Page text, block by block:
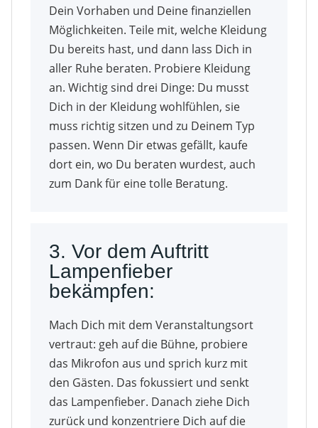
Dein Vorhaben und Deine finanziellen
Möglichkeiten. Teile mit, welche Kleidung
Du bereits hast, und dann lass Dich in
aller Ruhe beraten. Probiere Kleidung
an. Wichtig sind drei Dinge: Du musst
Dich in der Kleidung wohlfühlen, sie
muss richtig sitzen und zu Deinem Typ
passen. Wenn Dir etwas gefällt, kaufe
dort ein, wo Du beraten wurdest, auch
zum Dank für eine tolle Beratung.
3. Vor dem Auftritt
Lampenfieber
bekämpfen:
Mach Dich mit dem Veranstaltungsort
vertraut: geh auf die Bühne, probiere
das Mikrofon aus und sprich kurz mit
den Gästen. Das fokussiert und senkt
das Lampenfieber. Danach ziehe Dich
zurück und konzentriere Dich auf die